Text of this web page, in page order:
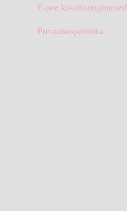
E-poe kasutustingimused
Privaatsuspoliitika